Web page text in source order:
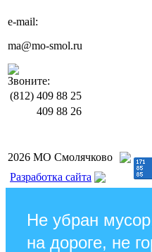
e-mail:
ma@mo-smol.ru
Звоните:
(812) 409 88 25
409 88 26
2026 МО Смолячково
Разработка сайта
Не убран
на дороге, не